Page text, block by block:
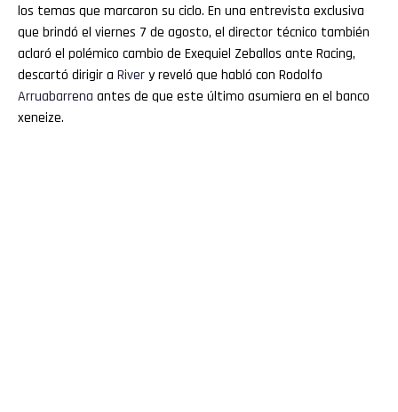
los temas que marcaron su ciclo. En una entrevista exclusiva
que brindó el viernes 7 de agosto, el director técnico también
aclaró el polémico cambio de Exequiel Zeballos ante Racing,
descartó dirigir a Rivery reveló que habló con Rodolfo
Arruabarrena antes de que este último asumiera en el banco
xeneize.